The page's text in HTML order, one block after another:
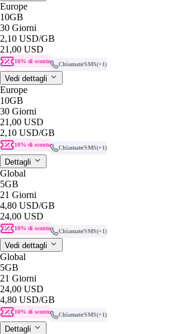
Europe
10GB
30 Giorni
2,10 USD/GB
21,00 USD
10% di sconto Chiamate/SMS(+1)
Vedi dettagli
Europe
10GB
30 Giorni
21,00 USD
2,10 USD/GB
10% di sconto Chiamate/SMS(+1)
Dettagli
Global
5GB
21 Giorni
4,80 USD/GB
24,00 USD
10% di sconto Chiamate/SMS(+1)
Vedi dettagli
Global
5GB
21 Giorni
24,00 USD
4,80 USD/GB
10% di sconto Chiamate/SMS(+1)
Dettagli